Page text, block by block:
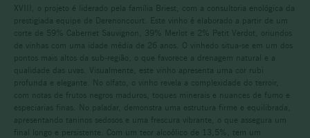
XVIII, o projeto é liderado pela família Briest, com a consultoria enológica da
prestigiada equipe de Derenoncourt. Este vinho é elaborado a partir de um
corte de 59% Cabernet Sauvignon, 39% Merlot e 2% Petit Verdot, oriundos
de vinhas com uma idade média de 26 anos. O vinhedo situa-se em um dos
pontos mais altos da sub-região, o que favorece a drenagem natural e a
qualidade das uvas. Visualmente, este vinho apresenta uma cor rubi
profunda e elegante. No olfato, o vinho revela a complexidade do terroir,
com notas de frutos negros maduros, toques minerais e nuances de fumo e
especiarias finas. No paladar, demonstra uma estrutura firme e equilibrada,
apresentando taninos sedosos e uma frescura vibrante, o que assegura um
final longo e persistente. Com um teor alcoólico de 13,5%, tem um